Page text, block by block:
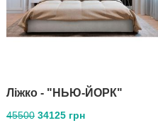
Ліжко - "НЬЮ-ЙОРК"
45500 34125 грн